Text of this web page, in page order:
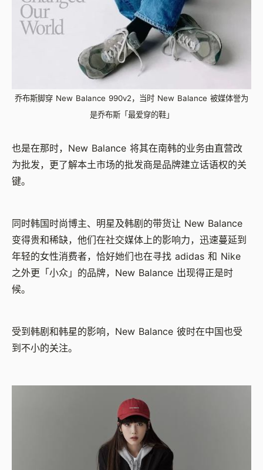
乔布斯脚穿 New Balance 990v2，当时 New Balance 被媒体誉为
是乔布斯「最爱穿的鞋」
也是在那时，New Balance 将其在南韩的业务由直营改
为批发，更了解本土市场的批发商是品牌建立话语权的关
键。
同时韩国时尚博主、明星及韩剧的带货让 New Balance
变得贵和稀缺，他们在社交媒体上的影响力，迅速蔓延到
年轻的女性消费者，恰好她们也在寻找 adidas 和 Nike
之外更「小众」的品牌，New Balance 出现得正是时
候。
受到韩剧和韩星的影响，New Balance 彼时在中国也受
到不小的关注。